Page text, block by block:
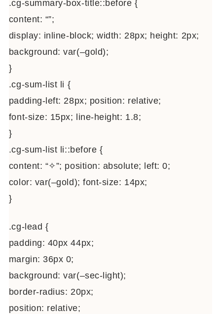
.cg-summary-box-title::before {
content: “”;
display: inline-block; width: 28px; height: 2px;
background: var(–gold);
}
.cg-sum-list li {
padding-left: 28px; position: relative;
font-size: 15px; line-height: 1.8;
}
.cg-sum-list li::before {
content: “✧”; position: absolute; left: 0;
color: var(–gold); font-size: 14px;
}
.cg-lead {
padding: 40px 44px;
margin: 36px 0;
background: var(–sec-light);
border-radius: 20px;
position: relative;